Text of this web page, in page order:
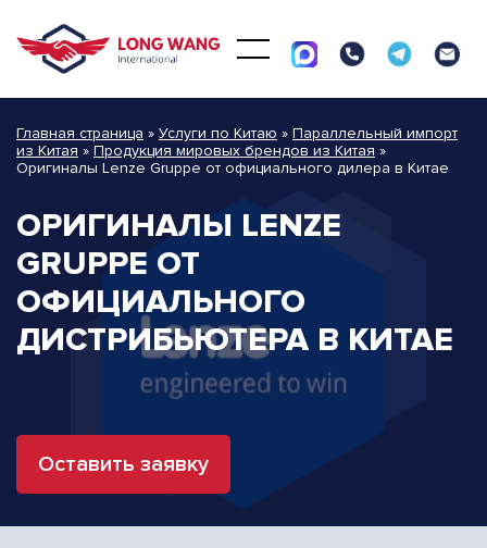
Главная страница » Услуги по Китаю » Параллельный импорт
из Китая » Продукция мировых брендов из Китая »
Оригиналы Lenze Gruppe от официального дилера в Китае
ОРИГИНАЛЫ LENZE
GRUPPE ОТ
ОФИЦИАЛЬНОГО
ДИСТРИБЬЮТЕРА В КИТАЕ
Оставить заявку